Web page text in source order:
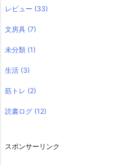
レビュー (33)
文房具 (7)
未分類 (1)
生活 (3)
筋トレ (2)
読書ログ (12)
スポンサーリンク